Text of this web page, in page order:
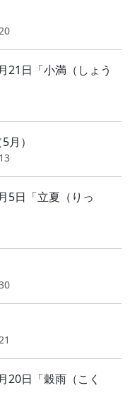
日「小満（しょう
）
日「立夏（りっ
日「穀雨（こく